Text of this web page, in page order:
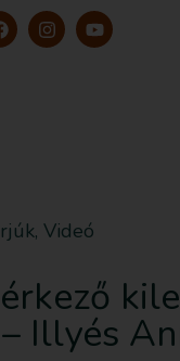
, Videó
Illyés